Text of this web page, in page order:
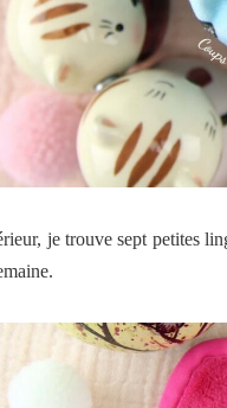
je trouve sept petites